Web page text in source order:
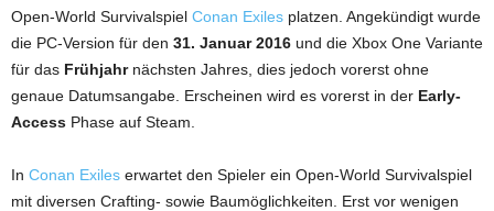
Open-World Survivalspiel Conan Exiles platzen. Angekündigt wurde
die PC-Version für den 31. Januar 2016 und die Xbox One Variante
für das Frühjahrnächsten Jahres, dies jedoch vorerst ohne
genaue Datumsangabe. Erscheinen wird es vorerst in der Early-
Access Phase auf Steam.
In Conan Exiles erwartet den Spieler ein Open-World Survivalspiel
mit diversen Crafting- sowie Baumöglichkeiten. Erst vor wenigen